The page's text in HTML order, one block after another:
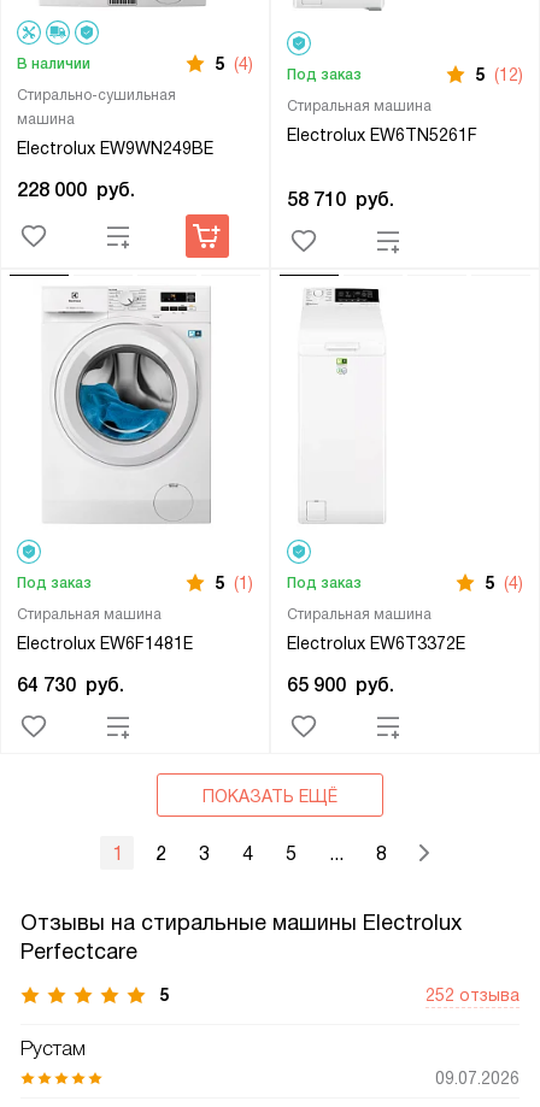
Стирально-сушильная
машина
Electrolux EW9WN249BE
В наличии 5 (4)
228 000 руб.
Стиральная машина
Electrolux EW6TN5261F
Под заказ 5 (12)
58 710 руб.
Стиральная машина
Electrolux EW6F1481E
Под заказ 5 (1)
64 730 руб.
Стиральная машина
Electrolux EW6T3372E
Под заказ 5 (4)
65 900 руб.
ПОКАЗАТЬ ЕЩЁ
1 2 3 4 5 ... 8
Отзывы на стиральные машины Electrolux
Perfectcare
5 252 отзыва
Рустам
09.07.2026